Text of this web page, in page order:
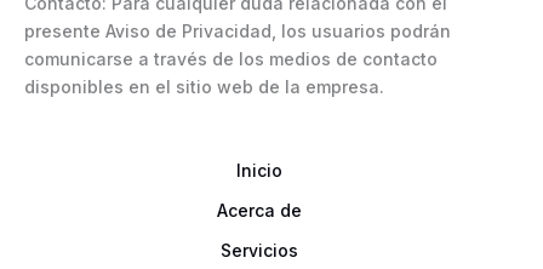
presente Aviso de Privacidad, los usuarios podrán
comunicarse a través de los medios de contacto
disponibles en el sitio web de la empresa.
Inicio
Acerca de
Servicios